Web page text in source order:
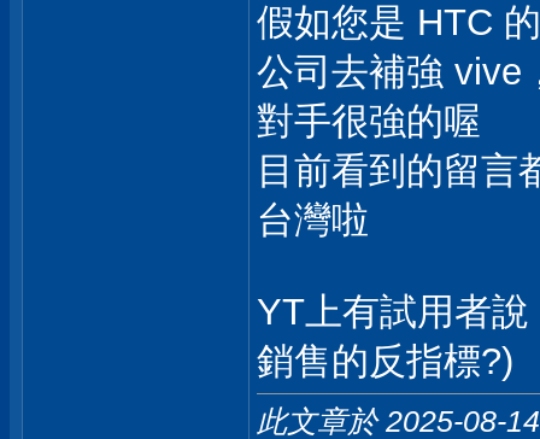
假如您是 HTC
公司去補強 vive
對手很強的喔
目前看到的留言
台灣啦
YT上有試用者
銷售的反指標?)
此文章於 2025-08-